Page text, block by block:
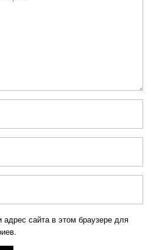
сайта в этом браузере для